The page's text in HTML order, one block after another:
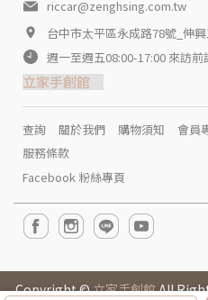
riccar@zenghsing.com.tw
台中市太平區永成路78號_伸
週一至週五08:00-17:00 來訪
立家手創館
查詢 關於我們 購物須知 會員
服務條款
Facebook 粉絲專頁
Copyright ©立家手創館All